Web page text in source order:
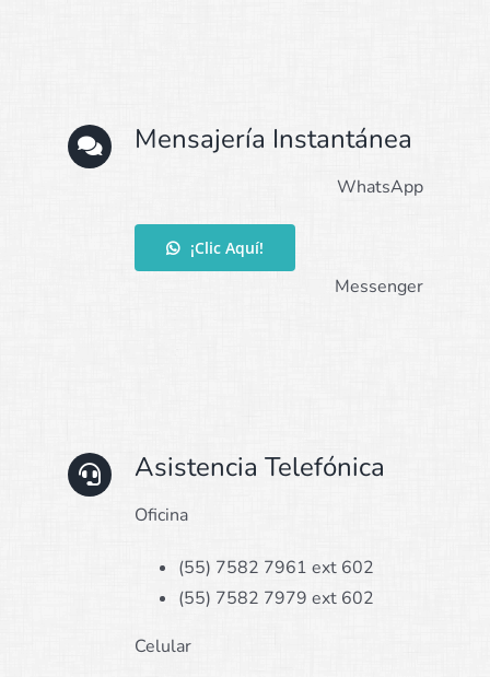
Mensajería Instantánea
WhatsApp
¡Clic Aquí!
Messenger
Asistencia Telefónica
Oficina
(55) 7582 7961 ext 602
(55) 7582 7979 ext 602
Celular